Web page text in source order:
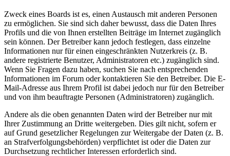
Zweck eines Boards ist es, einen Austausch mit anderen Personen
zu ermöglichen. Sie sind sich daher bewusst, dass die Daten Ihres
Profils und die von Ihnen erstellten Beiträge im Internet zugänglich
sein können. Der Betreiber kann jedoch festlegen, dass einzelne
Informationen nur für einen eingeschränkten Nutzerkreis (z. B.
andere registrierte Benutzer, Administratoren etc.) zugänglich sind.
Wenn Sie Fragen dazu haben, suchen Sie nach entsprechenden
Informationen im Forum oder kontaktieren Sie den Betreiber. Die E-
Mail-Adresse aus Ihrem Profil ist dabei jedoch nur für den Betreiber
und von ihm beauftragte Personen (Administratoren) zugänglich.
Andere als die oben genannten Daten wird der Betreiber nur mit
Ihrer Zustimmung an Dritte weitergeben. Dies gilt nicht, sofern er
auf Grund gesetzlicher Regelungen zur Weitergabe der Daten (z. B.
an Strafverfolgungsbehörden) verpflichtet ist oder die Daten zur
Durchsetzung rechtlicher Interessen erforderlich sind.